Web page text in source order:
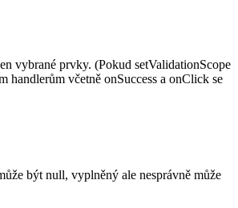
vybrané prvky. (Pokud setValidationScope
handlerům včetně onSuccess a onClick se
být null, vyplněný ale nesprávně může